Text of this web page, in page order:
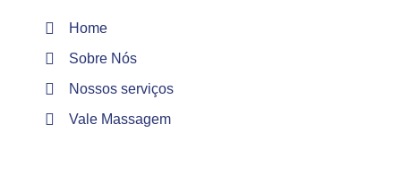
Home
Sobre Nós
Nossos serviços
Vale Massagem